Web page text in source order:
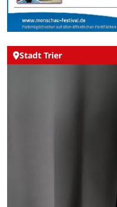
Stadt Trier